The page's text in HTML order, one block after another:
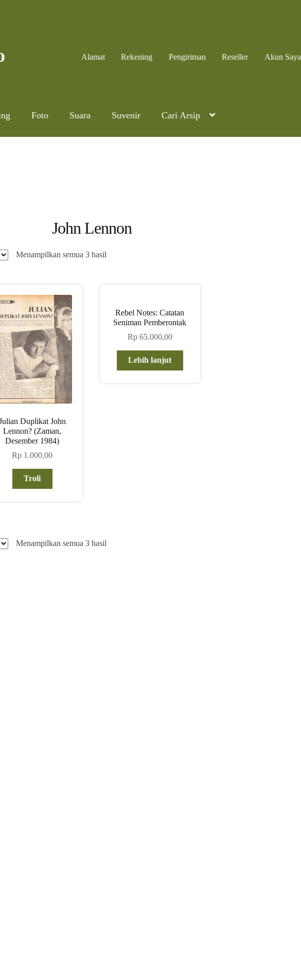
Alamat Rekening Pengiriman Reseller Akun Saya
Foto Suara Suvenir Cari Arsip
John Lennon
Menampilkan semua 3 hasil
Duplikat John
Lennon? (Zaman,
Desember 1984)
Rp 1.000,00
Troli
Rebel Notes: Catatan
Seniman Pemberontak
Rp65.000,00
Lebih lanjut
Menampilkan semua 3 hasil